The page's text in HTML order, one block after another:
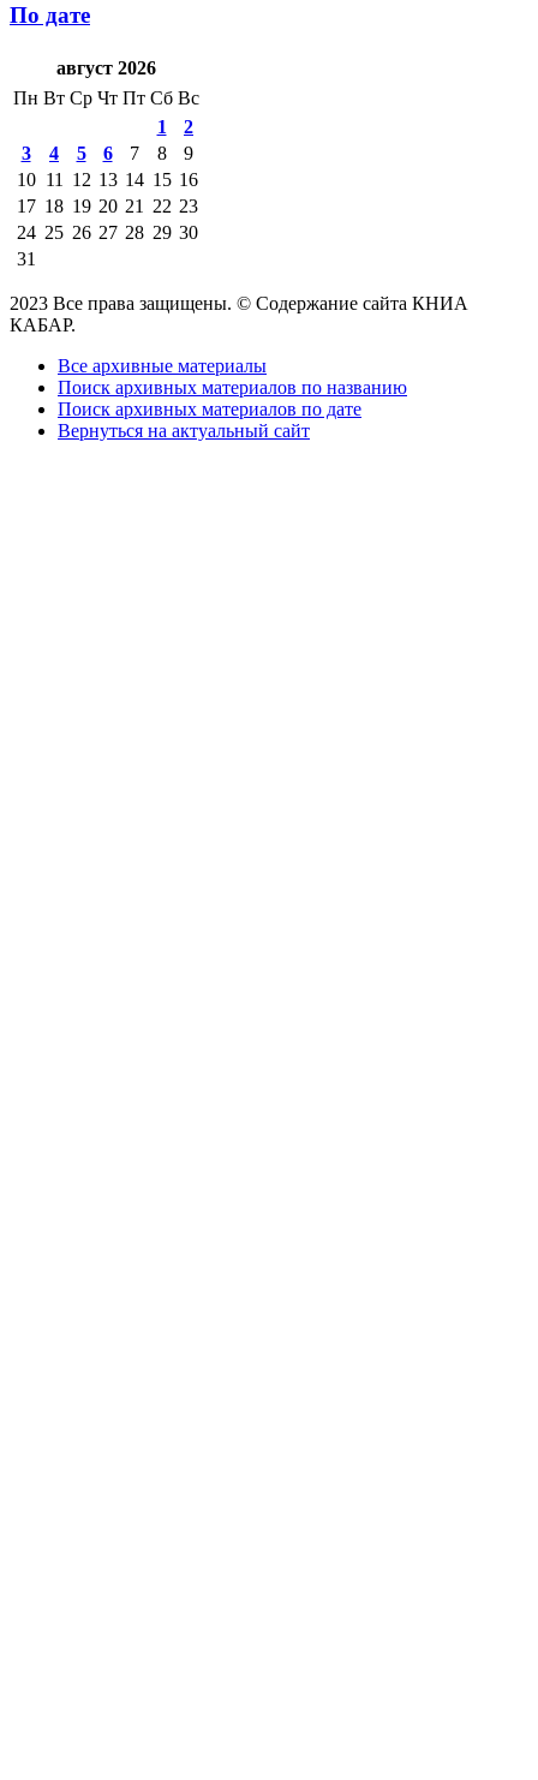
По дате
август 2026
Пн Вт Ср Чт Пт Сб Вс
1
2
3
4 5 6 7 8
9
10 11 12 13 14 15 16
17 18 19 20 21 22 23
24 25 26 27 28 29 30
31
2023 Все права защищены. © Содержание сайта КНИА
КАБАР.
Все архивные материалы
Поиск архивных материалов по названию
Поиск архивных материалов по дате
Вернуться на актуальный сайт